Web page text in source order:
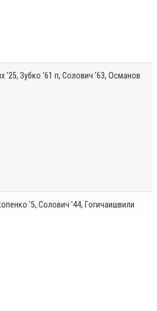
'25, Зубко '61 п, Солович '63, Османов
'5, Солович '44, Гогичаишвили